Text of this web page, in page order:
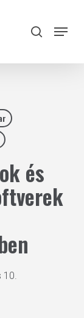
search
Menu
és
10.
Close